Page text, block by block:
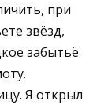
при
звёзд,
забытьё
Я открыл